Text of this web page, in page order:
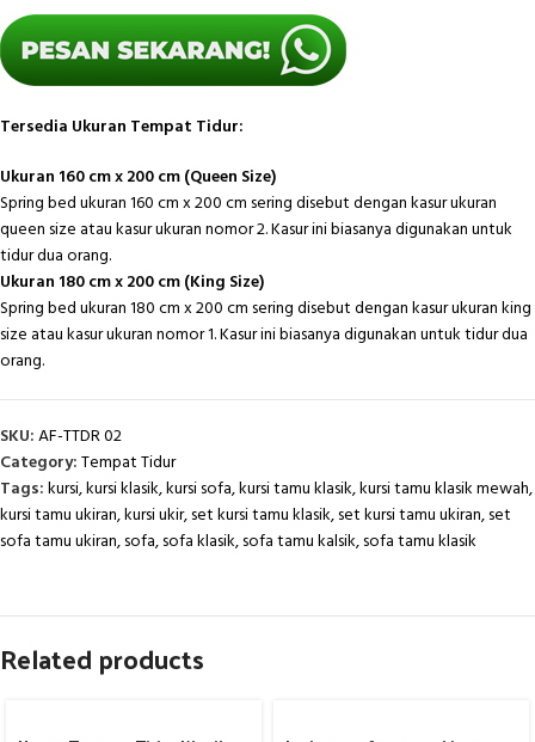
Tersedia Ukuran Tempat Tidur:
Ukuran 160 cm x 200 cm (Queen Size)
Spring bed ukuran 160 cm x 200 cm sering disebut dengan kasur ukuran
queen size atau kasur ukuran nomor 2. Kasur ini biasanya digunakan untuk
tidur dua orang.
Ukuran 180 cm x 200 cm (King Size)
Spring bed ukuran 180 cm x 200 cm sering disebut dengan kasur ukuran king
size atau kasur ukuran nomor 1. Kasur ini biasanya digunakan untuk tidur dua
orang.
SKU:AF-TTDR 02
Category:Tempat Tidur
Tags:kursi,kursi klasik,kursi sofa,kursi tamu klasik,kursi tamu klasik mewah,
kursi tamu ukiran,kursi ukir,set kursi tamu klasik,set kursi tamu ukiran,set
sofa tamu ukiran,sofa,sofa klasik,sofa tamu kalsik,sofa tamu klasik
Related products